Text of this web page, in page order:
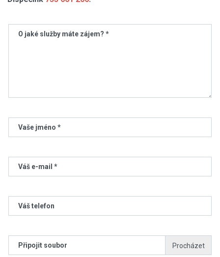
O jaké služby máte zájem? *
Vaše jméno *
Váš e-mail *
Váš telefon
Připojit soubor